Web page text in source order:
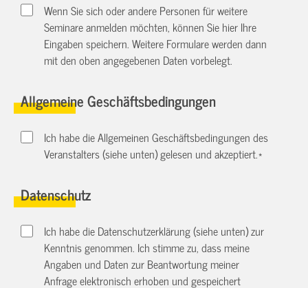
Wenn Sie sich oder andere Personen für weitere
Seminare anmelden möchten, können Sie hier Ihre
Eingaben speichern. Weitere Formulare werden dann
mit den oben angegebenen Daten vorbelegt.
Allgemeine Geschäftsbedingungen
Ich habe die Allgemeinen Geschäftsbedingungen des
Veranstalters (siehe unten) gelesen und akzeptiert.*
Datenschutz
Ich habe die Datenschutzerklärung (siehe unten) zur
Kenntnis genommen. Ich stimme zu, dass meine
Angaben und Daten zur Beantwortung meiner
Anfrage elektronisch erhoben und gespeichert